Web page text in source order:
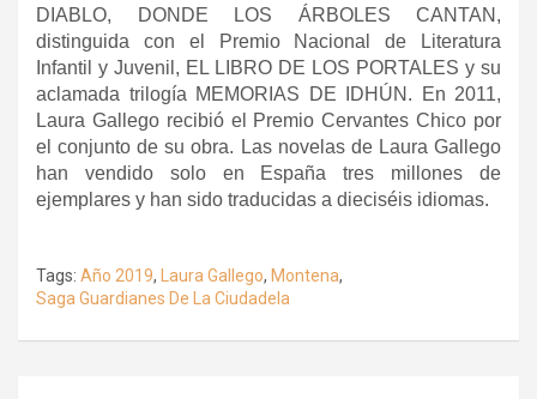
DIABLO, DONDE LOS ÁRBOLES CANTAN,
distinguida con el Premio Nacional de Literatura
Infantil y Juvenil, EL LIBRO DE LOS PORTALES y su
aclamada trilogía MEMORIAS DE IDHÚN. En 2011,
Laura Gallego recibió el Premio Cervantes Chico por
el conjunto de su obra. Las novelas de Laura Gallego
han vendido solo en España tres millones de
ejemplares y han sido traducidas a dieciséis idiomas.
Tags: Año 2019, Laura Gallego, Montena,
Saga Guardianes De La Ciudadela